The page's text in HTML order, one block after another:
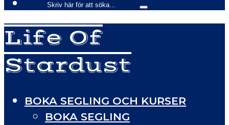
Life Of
Stardust
BOKA SEGLING OCH KURSER
BOKA SEGLING